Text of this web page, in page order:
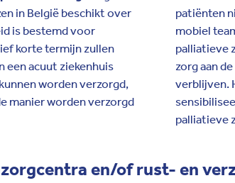
in België beschikt over
is bestemd voor
korte termijn zullen
een acuut ziekenhuis
worden verzorgd,
manier worden verzorgd
patiënten
mobiel
palliatieve
zorg aan
verblijven.
palliatieve
en/of rust- en